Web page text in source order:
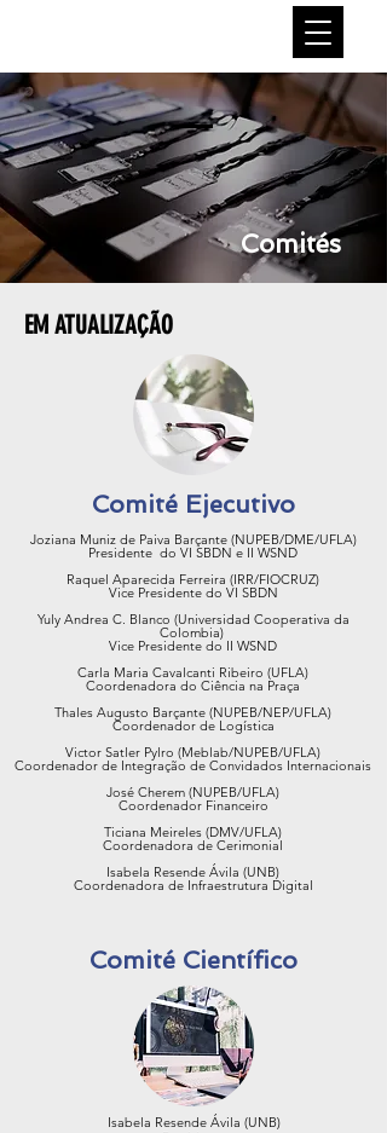
Comités
EM ATUALIZAÇÃO
Comité Ejecutivo
Joziana Muniz de Paiva Barçante (NUPEB/DME/UFLA)
Presidente do VI SBDN e II WSND
Raquel Aparecida Ferreira (IRR/FIOCRUZ)
Vice Presidente do VI SBDN
Yuly Andrea C. Blanco (Universidad Cooperativa da
Colombia)
Vice Presidente do II WSND
Carla Maria Cavalcanti Ribeiro (UFLA)
Coordenadora do Ciência na Praça
Thales Augusto Barçante (NUPEB/NEP/UFLA)
Coordenador de Logística
Victor Satler Pylro (Meblab/NUPEB/UFLA)
Coordenador de Integração de Convidados Internacionais
José Cherem (NUPEB/UFLA)
Coordenador Financeiro
Ticiana Meireles (DMV/UFLA)
Coordenadora de Cerimonial
Isabela Resende Ávila (UNB)
Coordenadora de Infraestrutura Digital
Comité Científico
Isabela Resende Ávila (UNB)